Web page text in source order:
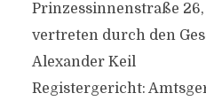
Prinzessinnenstraße
vertreten durch den
Alexander Keil
Registergericht: